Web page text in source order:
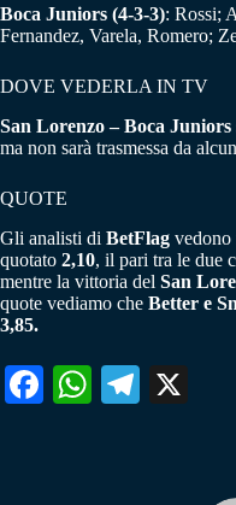
Boca Juniors (4-3-3): Rossi;
Fernandez, Varela, Romero;
DOVE VEDERLA IN TV
San Lorenzo – Boca Juniors
ma non sarà trasmessa da
QUOTE
Gli analisti di BetFlag
quotato 2,10, il pari tra le due
mentre la vittoria del San
quote vediamo che Better e
3,85.
Fa W
Te